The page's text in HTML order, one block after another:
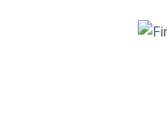
Bildergalerie